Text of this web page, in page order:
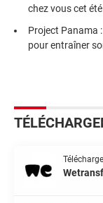
chez vous cet été
Project Panama
pour entraîner